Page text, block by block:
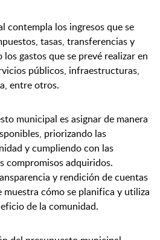
contempla los ingresos que se
tasas, transferencias y
gastos que se prevé realizar en
públicos, infraestructuras,
entre otros.
municipal es asignar de manera
priorizando las
y cumpliendo con las
compromisos adquiridos.
y rendición de cuentas
muestra cómo se planifica y utiliza
de la comunidad.